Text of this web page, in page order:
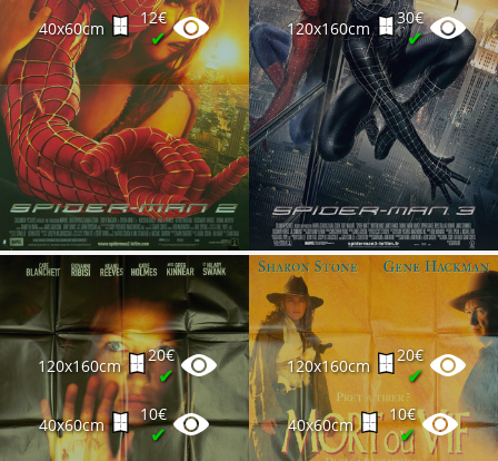
40x60cm
12€
✔ 120x160cm
30€
✔
120x160cm
20€
✔
40x60cm
10€
✔
120x160cm
20€
✔
40x60cm
10€
✔